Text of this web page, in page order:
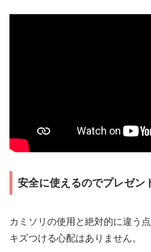
安全に使えるのでプレゼン
カミソリの使用と絶対的に違う
キズつける心配はありません。